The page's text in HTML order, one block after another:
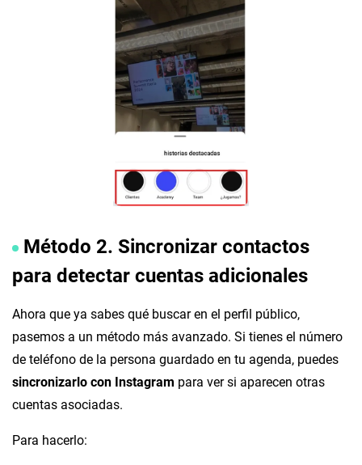
Método 2. Sincronizar contactos
para detectar cuentas adicionales
Ahora que ya sabes qué buscar en el perfil público,
pasemos a un método más avanzado. Si tienes el número
de teléfono de la persona guardado en tu agenda, puedes
sincronizarlo con Instagram para ver si aparecen otras
cuentas asociadas.
Para hacerlo: